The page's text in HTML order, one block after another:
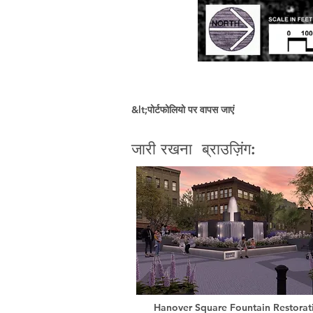
&lt;पोर्टफोलियो पर वापस जाएं
जारी रखना ब्राउज़िंग:
Hanover Square Fountain